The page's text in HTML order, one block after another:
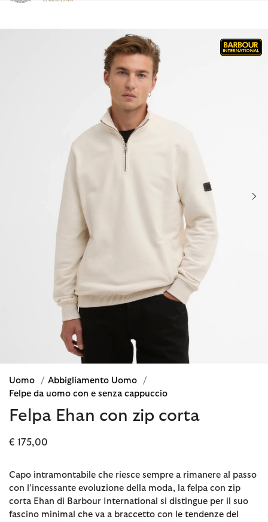
Clicca per visualizzare la nostra Dichiarazione di Accessibilità
Uomo / Abbigliamento Uomo
/
Felpe da uomo con e senza cappuccio
Felpa Ehan con zip corta
€ 175,00
Capo intramontabile che riesce sempre a rimanere al passo
con l’incessante evoluzione della moda, la felpa con zip
corta Ehan di Barbour International si distingue per il suo
fascino minimal che va a braccetto con le tendenze del